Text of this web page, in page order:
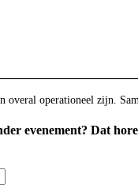
overal operationeel zijn.
evenement? Dat